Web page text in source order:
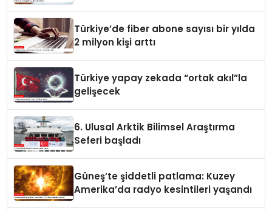
Türkiye’de fiber abone sayısı bir yılda
2 milyon kişi arttı
Türkiye yapay zekada “ortak akıl”la
gelişecek
6. Ulusal Arktik Bilimsel Araştırma
Seferi başladı
Güneş’te şiddetli patlama: Kuzey
Amerika’da radyo kesintileri yaşandı